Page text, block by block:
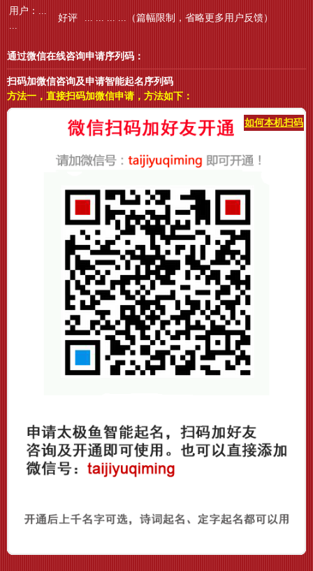
用户：...
...
好评 ... ... ... ...（篇幅限制，省略更多用户反馈）
通过微信在线咨询申请序列码：
扫码加微信咨询及申请智能起名序列码
方法一，直接扫码加微信申请，方法如下：
如何本机扫码